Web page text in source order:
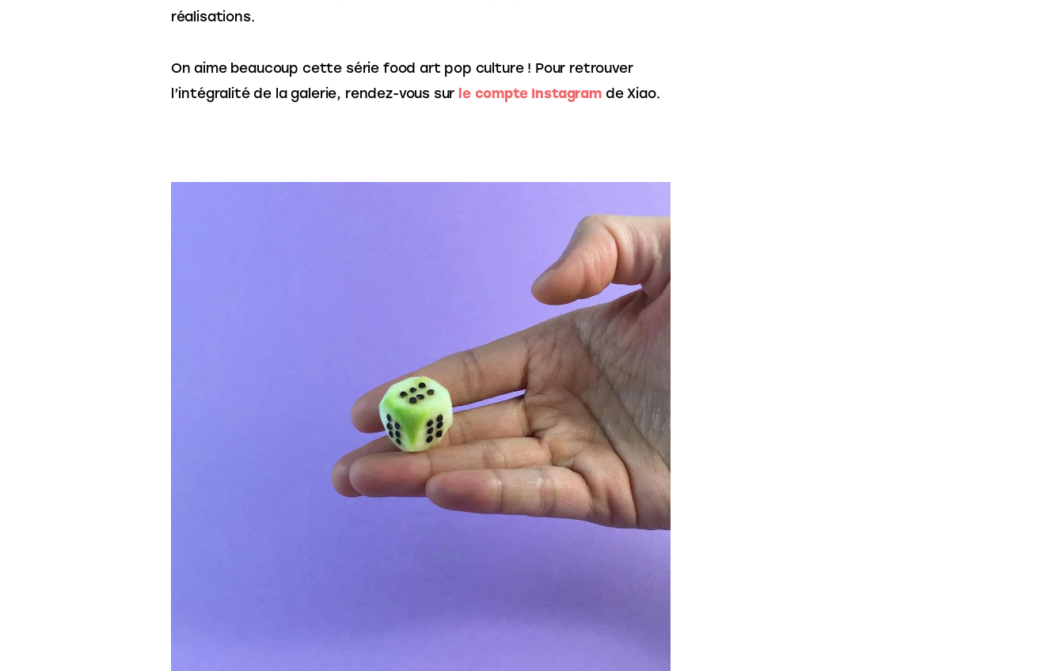
réalisations.
On aime beaucoup cette série food art pop culture ! Pour retrouver
l’intégralité de la galerie, rendez-vous sur le compte Instagram de Xiao.